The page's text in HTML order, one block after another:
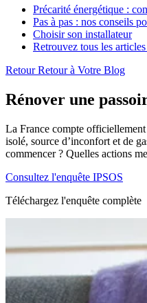
Précarité énergétique :
Pas à pas : nos conseils
Choisir son installateur
Retrouvez tous les
Retour Retour à Votre Blog
Rénover une
La France compte
isolé, source d’inconfort et de
commencer ? Quelles actions
Consultez l'enquête IPSOS
Téléchargez l'enquête complète